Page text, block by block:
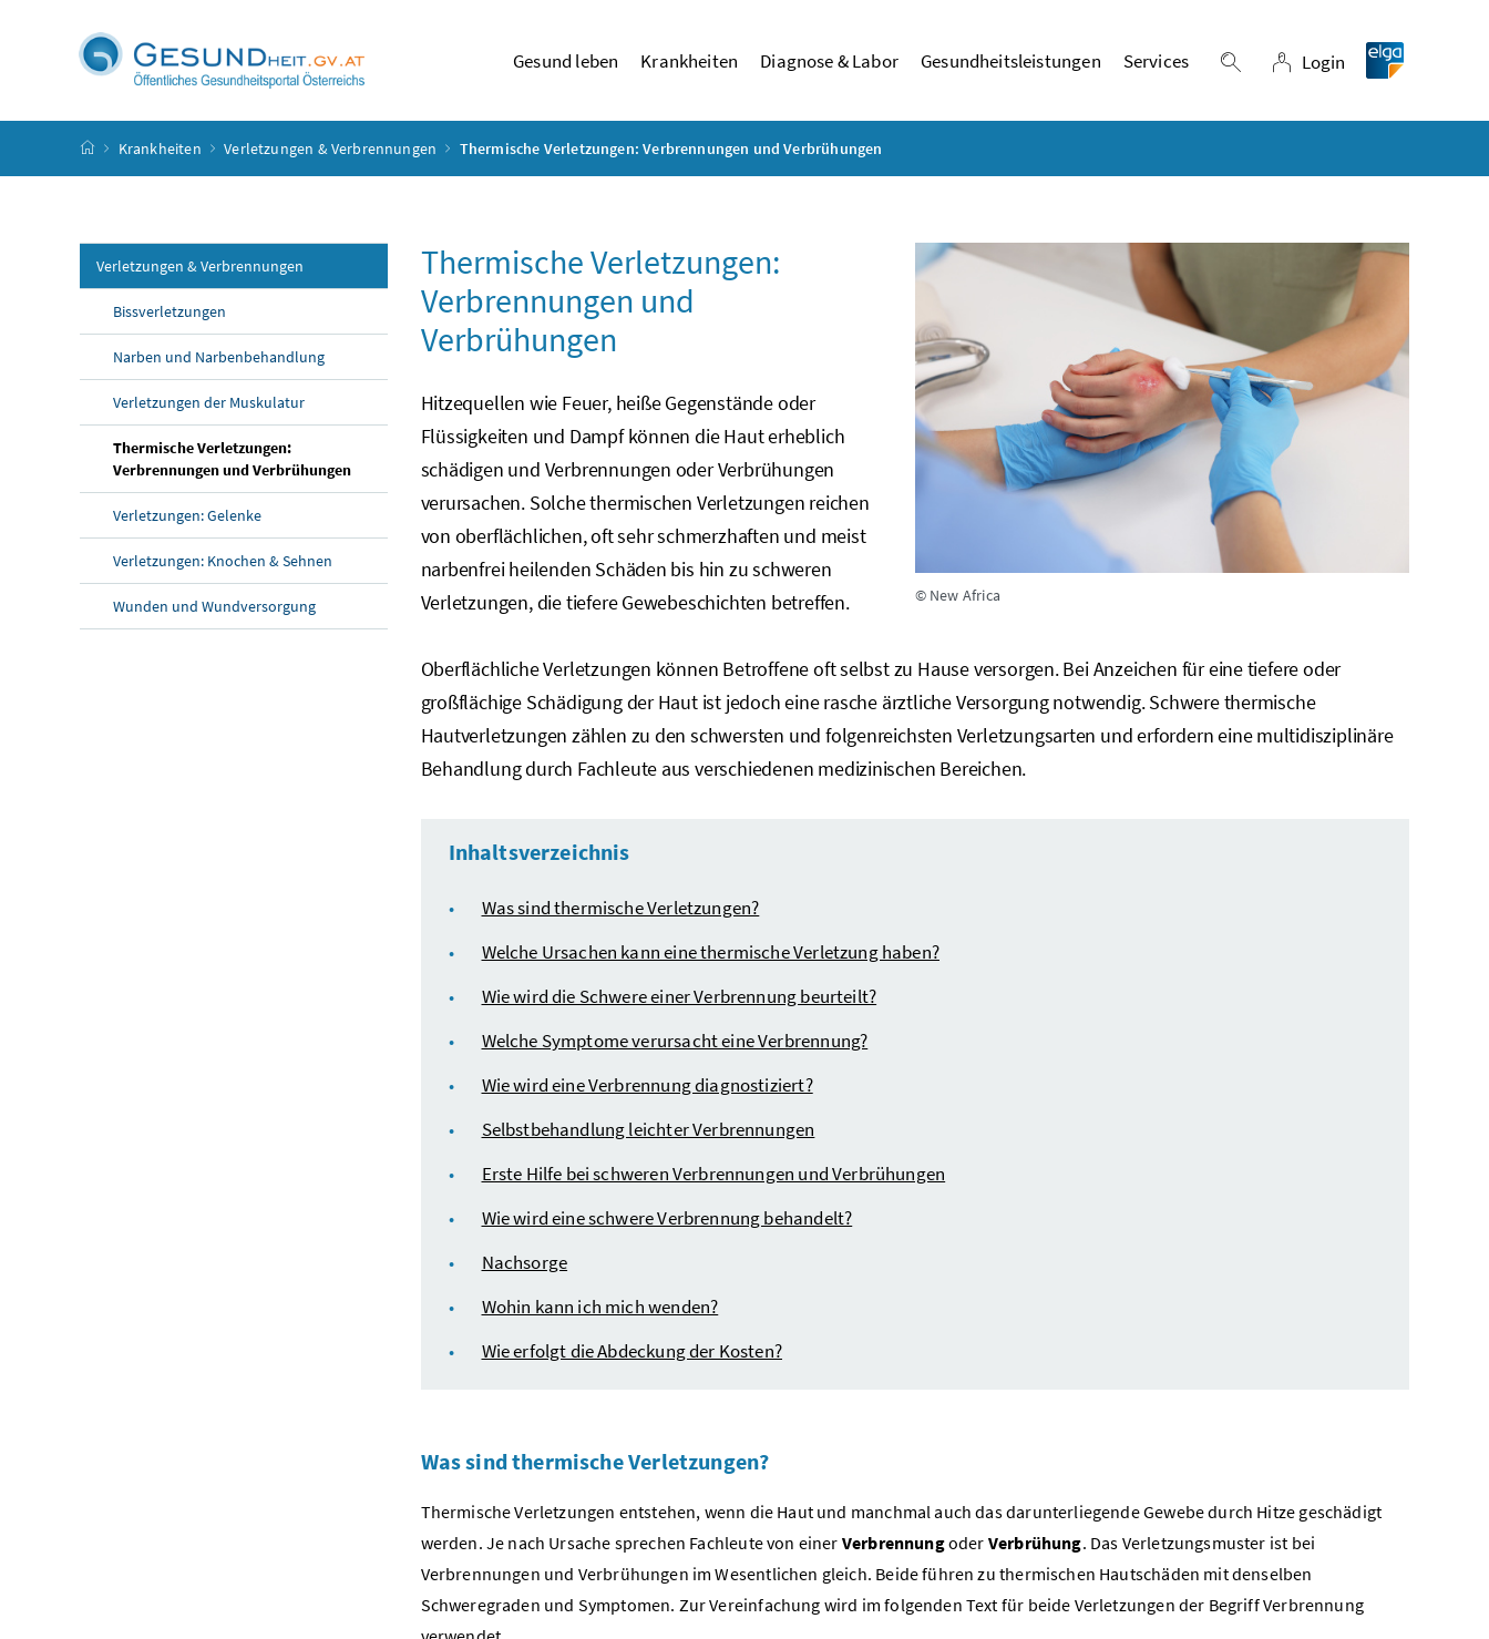
Gesund leben Krankheiten Diagnose & Labor Gesundheitsleistungen Services Suche einblenden
Login
Login
Startseite
Krankheiten Verletzungen & Verbrennungen Thermische Verletzungen: Verbrennungen und Verbrühungen
Verletzungen & Verbrennungen
Bissverletzungen
Narben und Narbenbehandlung
Verletzungen der Muskulatur
Thermische Verletzungen:
Verbrennungen und Verbrühungen
Verletzungen: Gelenke
Verletzungen: Knochen & Sehnen
Wunden und Wundversorgung
© New Africa
Thermische Verletzungen:
Verbrennungen und
Verbrühungen
Hitzequellen wie Feuer, heiße Gegenstände oder
Flüssigkeiten und Dampf können die Haut erheblich
schädigen und Verbrennungen oder Verbrühungen
verursachen. Solche thermischen Verletzungen reichen
von oberflächlichen, oft sehr schmerzhaften und meist
narbenfrei heilenden Schäden bis hin zu schweren
Verletzungen, die tiefere Gewebeschichten betreffen.
Oberflächliche Verletzungen können Betroffene oft selbst zu Hause versorgen. Bei Anzeichen für eine tiefere oder
großflächige Schädigung der Haut ist jedoch eine rasche ärztliche Versorgung notwendig. Schwere thermische
Hautverletzungen zählen zu den schwersten und folgenreichsten Verletzungsarten und erfordern eine multidisziplinäre
Behandlung durch Fachleute aus verschiedenen medizinischen Bereichen.
Inhaltsverzeichnis
Was sind thermische Verletzungen?
Welche Ursachen kann eine thermische Verletzung haben?
Wie wird die Schwere einer Verbrennung beurteilt?
Welche Symptome verursacht eine Verbrennung?
Wie wird eine Verbrennung diagnostiziert?
Selbstbehandlung leichter Verbrennungen
Erste Hilfe bei schweren Verbrennungen und Verbrühungen
Wie wird eine schwere Verbrennung behandelt?
Nachsorge
Wohin kann ich mich wenden?
Wie erfolgt die Abdeckung der Kosten?
Was sind thermische Verletzungen?
Thermische Verletzungen entstehen, wenn die Haut und manchmal auch das darunterliegende Gewebe durch Hitze geschädigt
werden. Je nach Ursache sprechen Fachleute von einer Verbrennungoder Verbrühung. Das Verletzungsmuster ist bei
Verbrennungen und Verbrühungen im Wesentlichen gleich. Beide führen zu thermischen Hautschäden mit denselben
Schweregraden und Symptomen. Zur Vereinfachung wird im folgenden Text für beide Verletzungen der Begriff Verbrennung